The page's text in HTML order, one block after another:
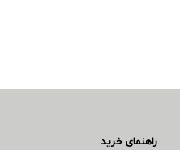
راهنمای خرید